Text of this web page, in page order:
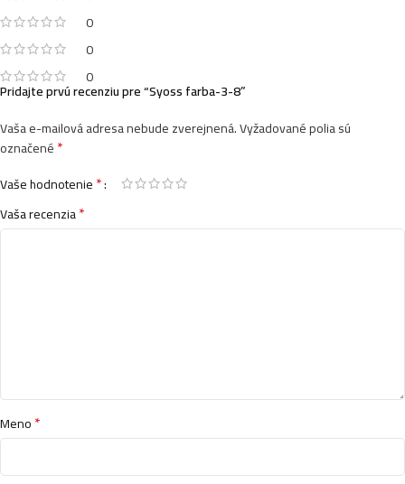
0
0
0
Pridajte prvú recenziu pre “Syoss farba-3-8”
Vaša e-mailová adresa nebude zverejnená.Vyžadované polia sú
označené*
Vaše hodnotenie*
Vaša recenzia*
Meno*